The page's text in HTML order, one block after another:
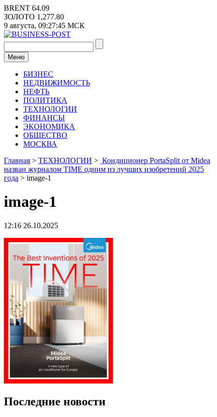
Перейти
к
содержимому
BRENT 64.09
ЗОЛОТО 1,277.80
9 августа, 09:27:46 МСК
Меню
БИЗНЕС
НЕДВИЖИМОСТЬ
НЕФТЬ
ПОЛИТИКА
ТЕХНОЛОГИИ
ФИНАНСЫ
ЭКОНОМИКА
ОБЩЕСТВО
МОСКВА
Главная > ТЕХНОЛОГИИ > Кондиционер PortaSplit от Midea
назван журналом TIME одним из лучших изобретений 2025
года > image-1
image-1
12:16 26.10.2025
Последние новости